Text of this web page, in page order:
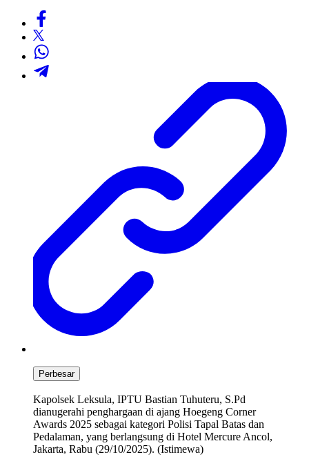
Perbesar
Kapolsek Leksula, IPTU Bastian Tuhuteru, S.Pd
dianugerahi penghargaan di ajang Hoegeng Corner
Awards 2025 sebagai kategori Polisi Tapal Batas dan
Pedalaman, yang berlangsung di Hotel Mercure Ancol,
Jakarta, Rabu (29/10/2025). (Istimewa)